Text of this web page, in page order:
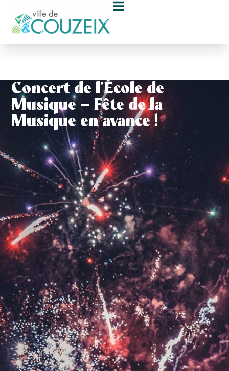
Concert de l’École de
Musique – Fête de la
Musique en avance !